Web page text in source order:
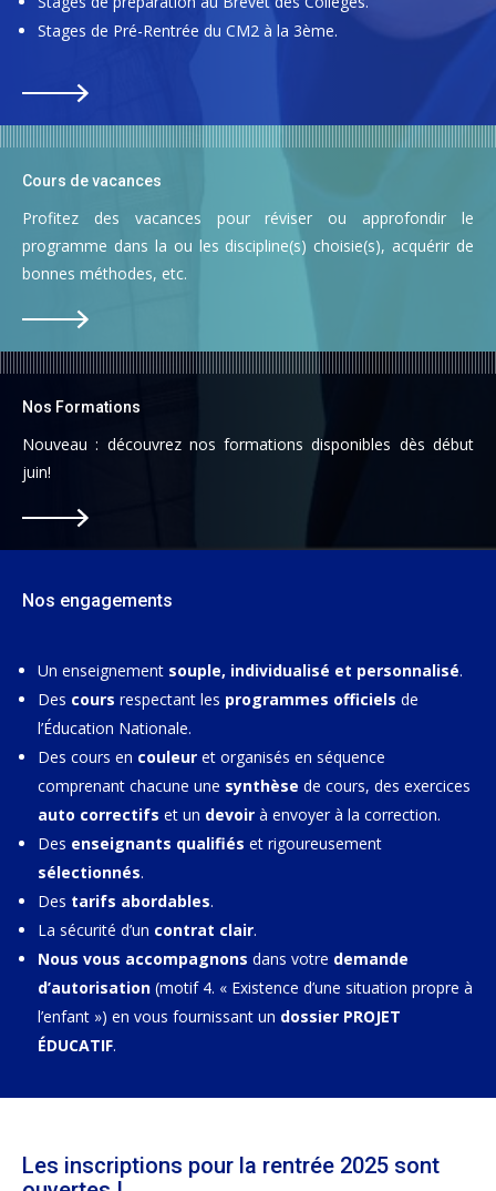
Stages de Pré-Rentrée du CM2 à la 3ème.
Cours de vacances
Profitez des vacances pour réviser ou approfondir le
programme dans la ou les discipline(s) choisie(s), acquérir de
bonnes méthodes, etc.
Nos Formations
Nouveau : découvrez nos formations disponibles dès début
juin!
Nos engagements
Un enseignement souple, individualisé et personnalisé.
Des cours respectant les programmes officiels de
l’Éducation Nationale.
Des cours en couleur et organisés en séquence
comprenant chacune une synthèse de cours, des exercices
auto correctifs et un devoir à envoyer à la correction.
Des enseignants qualifiés et rigoureusement
sélectionnés.
Des tarifs abordables.
La sécurité d’un contrat clair.
Nous vous accompagnons dans votre demande
d’autorisation (motif 4. « Existence d’une situation propre à
l’enfant ») en vous fournissant un dossier PROJET
ÉDUCATIF.
Les inscriptions pour la rentrée 2025 sont